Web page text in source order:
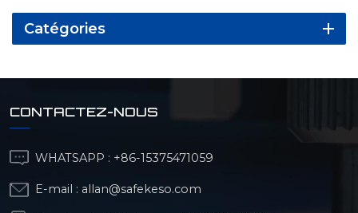
Catégories
CONTACTEZ-NOUS
WHATSAPP : +86-15375471059
E-mail : allan@safekeso.com